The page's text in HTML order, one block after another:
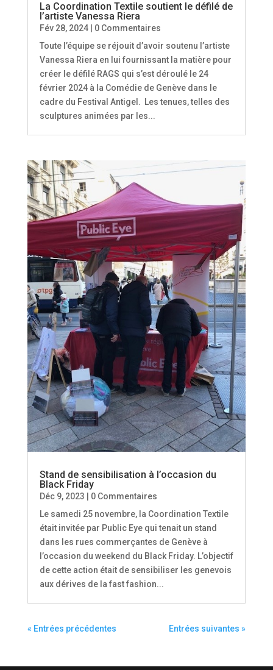
La Coordination Textile soutient le défilé de
l’artiste Vanessa Riera
Fév 28, 2024| 0 Commentaires
Toute l’équipe se réjouit d’avoir soutenu l’artiste
Vanessa Riera en lui fournissant la matière pour
créer le défilé RAGS qui s’est déroulé le 24
février 2024 à la Comédie de Genève dans le
cadre du Festival Antigel. Les tenues, telles des
sculptures animées par les...
Stand de sensibilisation à l’occasion du
Black Friday
Déc 9, 2023 | 0 Commentaires
Le samedi 25 novembre, la Coordination Textile
était invitée par Public Eye qui tenait un stand
dans les rues commerçantes de Genève à
l’occasion du weekend du Black Friday. L’objectif
de cette action était de sensibiliser les genevois
aux dérives de la fast fashion...
« Entrées précédentes Entrées suivantes »